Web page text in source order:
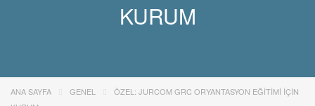
KURUM
ANA SAYFA GENEL
ÖZEL: JURCOM GRC ORYANTASYON EĞITIMI IÇIN